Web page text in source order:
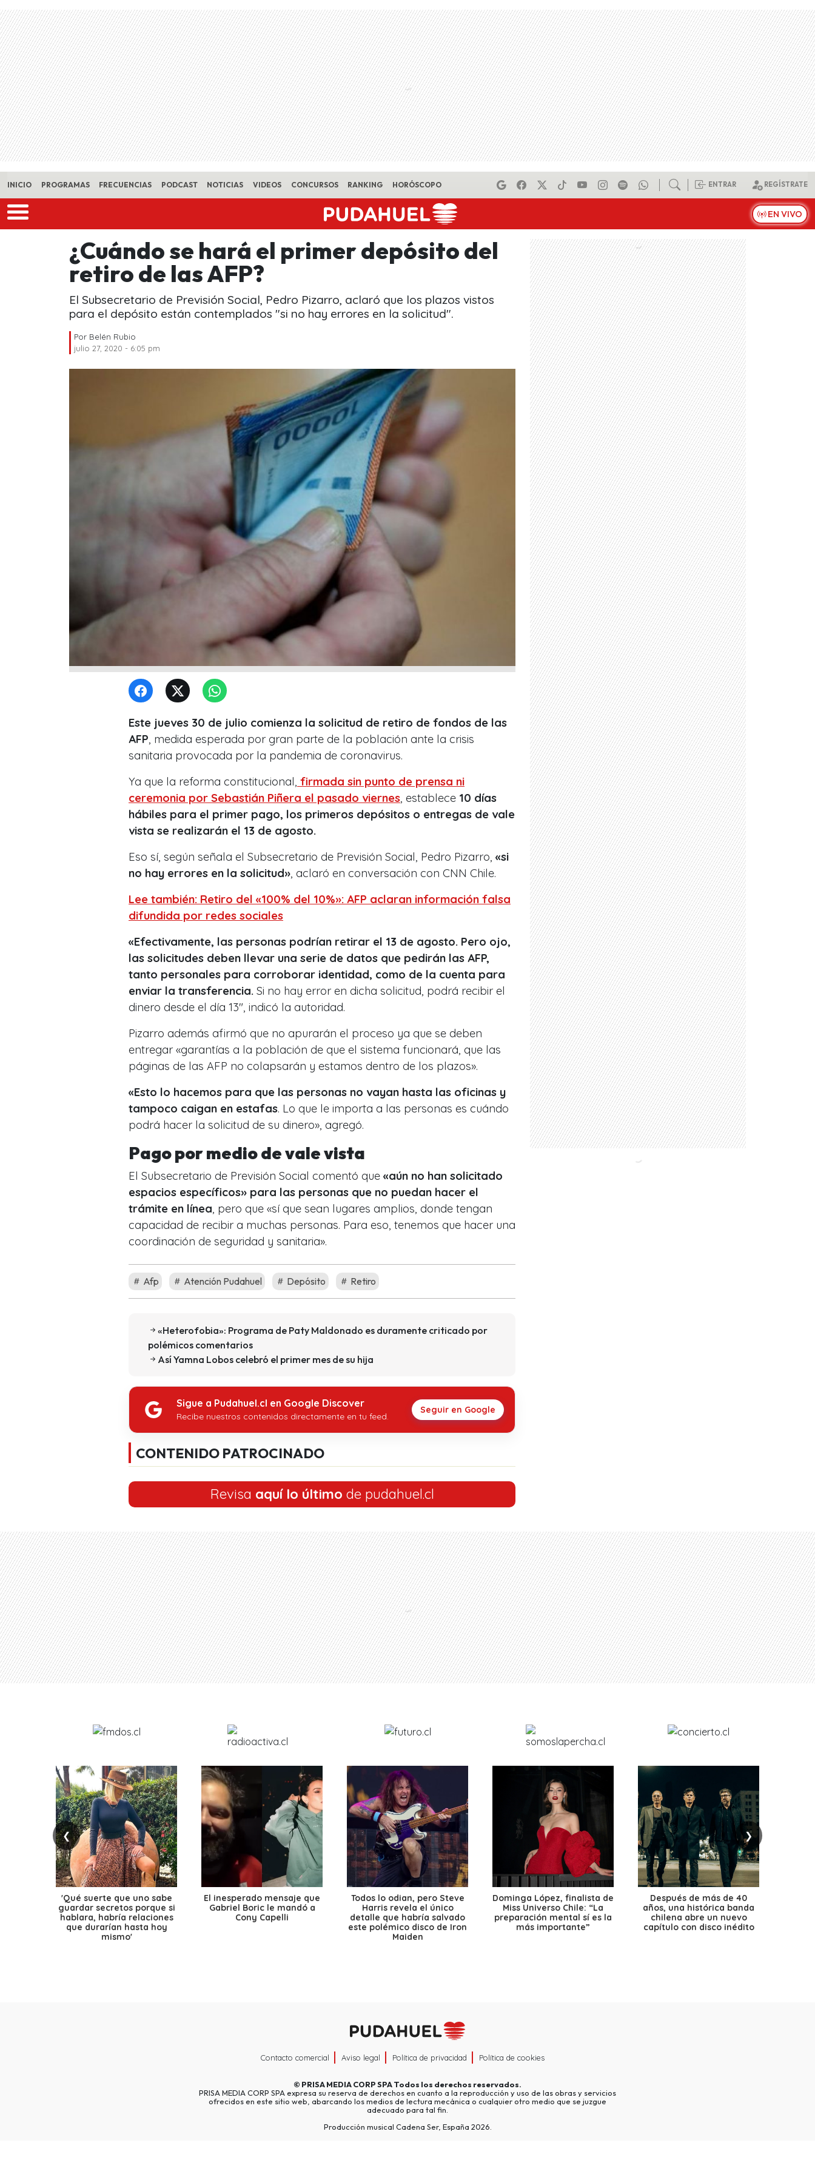
Skip to main content
INICIO PROGRAMAS FRECUENCIAS PODCAST NOTICIAS VIDEOS CONCURSOS RANKING HORÓSCOPO ENTRAR REGÍSTRATE
EN VIVO
¿Cuándo se hará el primer depósito del
retiro de las AFP?
El Subsecretario de Previsión Social, Pedro Pizarro, aclaró que los plazos vistos
para el depósito están contemplados "si no hay errores en la solicitud".
Por Belén Rubio
julio 27, 2020 - 6:05 pm
Este jueves 30 de julio comienza la solicitud de retiro de fondos de las
AFP, medida esperada por gran parte de la población ante la crisis
sanitaria provocada por la pandemia de coronavirus.
Ya que la reforma constitucional, firmada sin punto de prensa ni
ceremonia por Sebastián Piñera el pasado viernes, establece 10 días
hábiles para el primer pago, los primeros depósitos o entregas de vale
vista se realizarán el 13 de agosto.
Eso sí, según señala el Subsecretario de Previsión Social, Pedro Pizarro, «si
no hay errores en la solicitud», aclaró en conversación con CNN Chile.
Lee también: Retiro del «100% del 10%»: AFP aclaran información falsa
difundida por redes sociales
«Efectivamente, las personas podrían retirar el 13 de agosto. Pero ojo,
las solicitudes deben llevar una serie de datos que pedirán las AFP,
tanto personales para corroborar identidad, como de la cuenta para
enviar la transferencia. Si no hay error en dicha solicitud, podrá recibir el
dinero desde el día 13″, indicó la autoridad.
Pizarro además afirmó que no apurarán el proceso ya que se deben
entregar «garantías a la población de que el sistema funcionará, que las
páginas de las AFP no colapsarán y estamos dentro de los plazos».
«Esto lo hacemos para que las personas no vayan hasta las oficinas y
tampoco caigan en estafas. Lo que le importa a las personas es cuándo
podrá hacer la solicitud de su dinero», agregó.
Pago por medio de vale vista
El Subsecretario de Previsión Social comentó que «aún no han solicitado
espacios específicos» para las personas que no puedan hacer el
trámite en línea, pero que «sí que sean lugares amplios, donde tengan
capacidad de recibir a muchas personas. Para eso, tenemos que hacer una
coordinación de seguridad y sanitaria».
Afp Atención Pudahuel Depósito Retiro
«Heterofobia»: Programa de Paty Maldonado es duramente criticado por
polémicos comentarios
Así Yamna Lobos celebró el primer mes de su hija
Sigue a Pudahuel.cl en Google Discover
Recibe nuestros contenidos directamente en tu feed.
Seguir en Google
CONTENIDO PATROCINADO
Revisa aquí lo último de pudahuel.cl
❮ ❯
'Qué suerte que uno sabe
guardar secretos porque si
hablara, habría relaciones
que durarían hasta hoy
mismo'
El inesperado mensaje que
Gabriel Boric le mandó a
Cony Capelli
Todos lo odian, pero Steve
Harris revela el único
detalle que habría salvado
este polémico disco de Iron
Maiden
Dominga López, finalista de
Miss Universo Chile: “La
preparación mental sí es la
más importante”
Después de más de 40
años, una histórica banda
chilena abre un nuevo
capítulo con disco inédito
Contacto comercial Aviso legal Política de privacidad Política de cookies
© PRISA MEDIA CORP SPATodos los derechos reservados.
PRISA MEDIA CORP SPA expresa su reserva de derechos en cuanto a la reproducción y uso de las obras y servicios
ofrecidos en este sitio web, abarcando los medios de lectura mecánica o cualquier otro medio que se juzgue
adecuado para tal fin.
Producción musical Cadena Ser, España 2026.